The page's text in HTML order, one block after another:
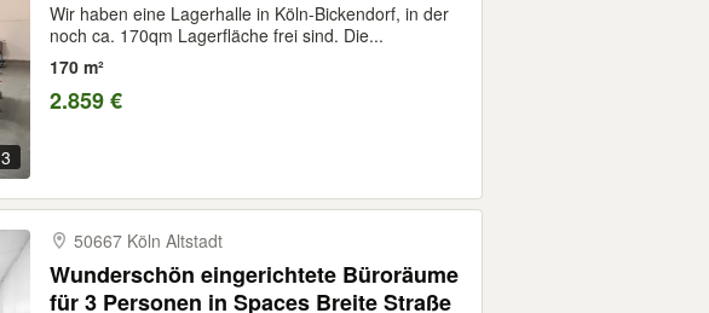
3
Wir haben eine Lagerhalle in Köln-Bickendorf, in der
noch ca. 170qm Lagerfläche frei sind. Die...
170 m²
2.859 €
50667 Köln Altstadt
Wunderschön eingerichtete Büroräume
für 3 Personen in Spaces Breite Straße